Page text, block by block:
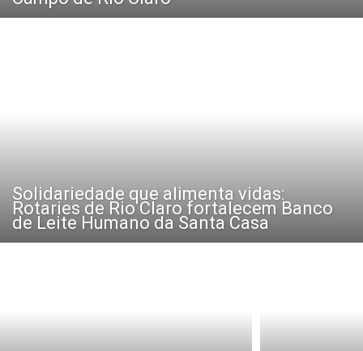
Solidariedade que alimenta vidas:
Rotaries de Rio Claro fortalecem Banco
de Leite Humano da Santa Casa